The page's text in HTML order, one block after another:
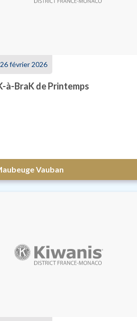
février 2026
à-BraK de Printemps
Vauban